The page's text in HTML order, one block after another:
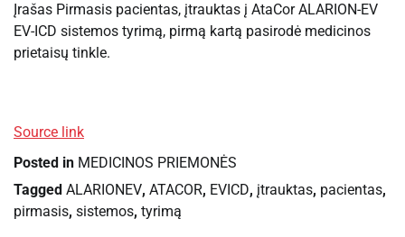
Įrašas Pirmasis pacientas, įtrauktas į AtaCor ALARION-EV
EV-ICD sistemos tyrimą, pirmą kartą pasirodė medicinos
prietaisų tinkle.
Source link
Posted in MEDICINOS PRIEMONĖS
Tagged ALARIONEV, ATACOR, EVICD, įtrauktas, pacientas,
pirmasis, sistemos, tyrimą